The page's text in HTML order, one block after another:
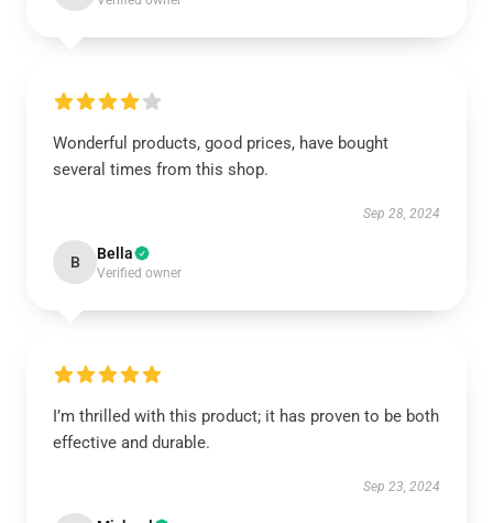
Wonderful products, good prices, have bought
several times from this shop.
Sep 28, 2024
B Bella
Verified owner
I’m thrilled with this product; it has proven to be both
effective and durable.
Sep 23, 2024